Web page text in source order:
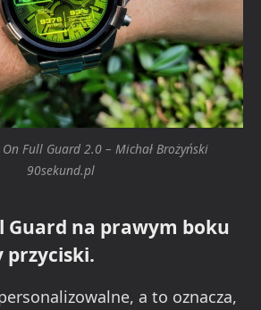
Full Guard 2.0 – Michał Brożyński
90sekund.pl
Guard na prawym boku
przyciski.
a to oznacza,